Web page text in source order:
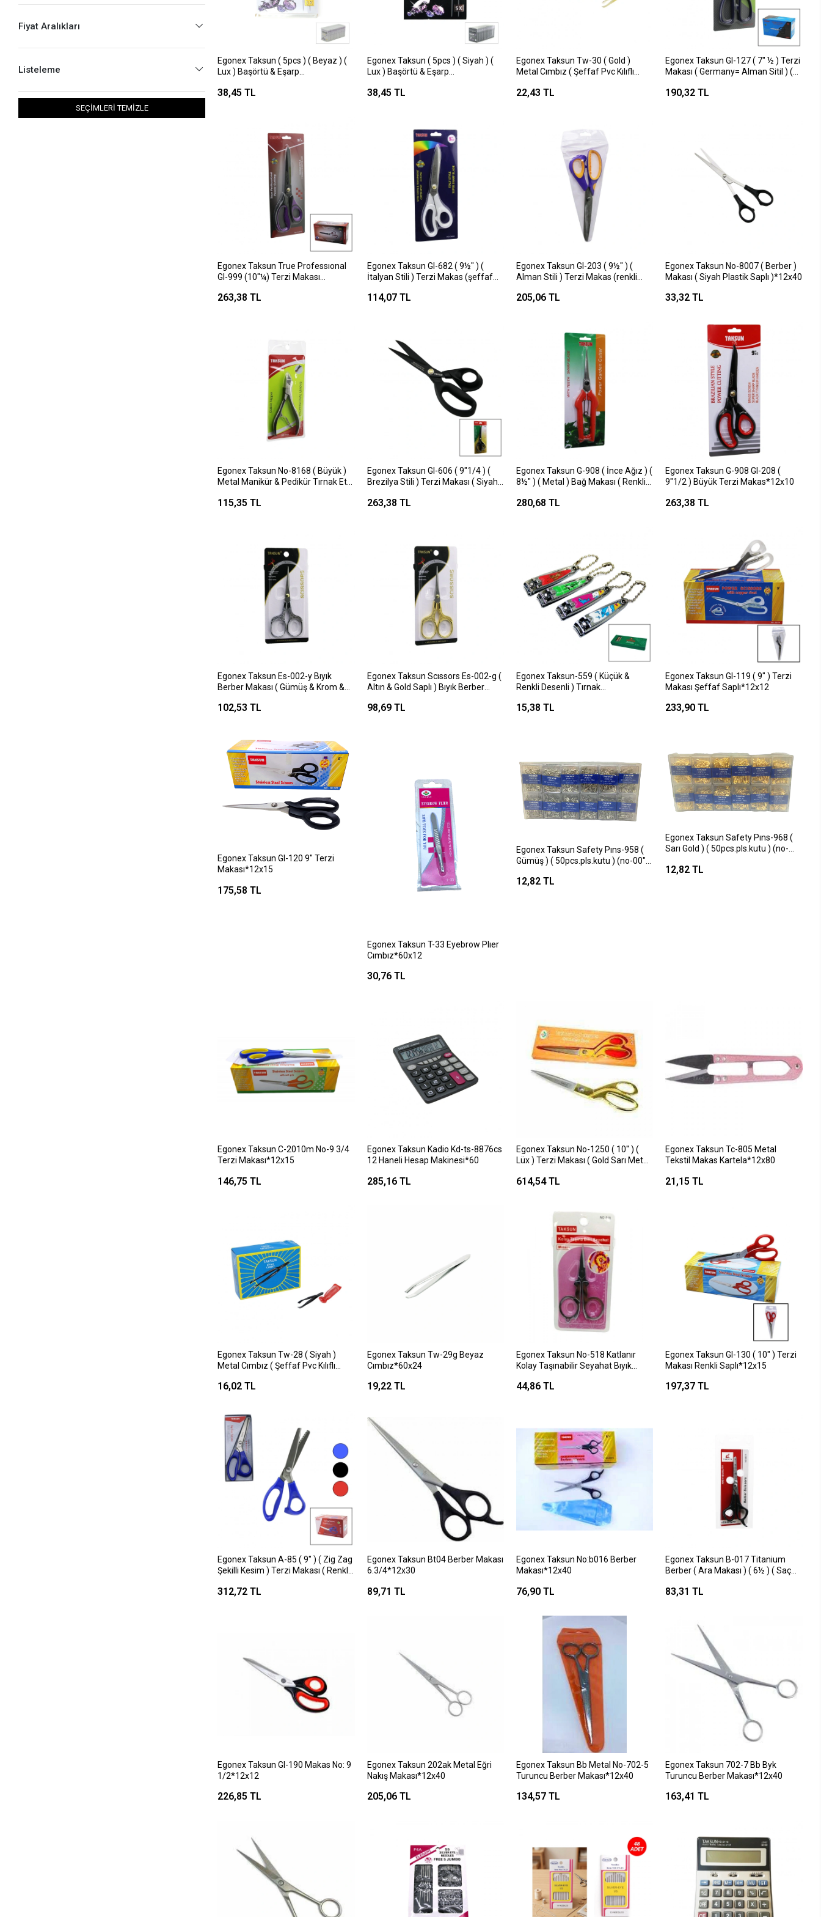
Fiyat Aralıkları
Listeleme
SEÇİMLERİ TEMİZLE
Egonex Taksun ( 5pcs ) ( Beyaz ) (
Lux ) Başörtü & Eşarp
38,45 TL
Egonex Taksun ( 5pcs ) ( Siyah ) (
Lux ) Başörtü & Eşarp
38,45 TL
Egonex Taksun Tw-30 ( Gold )
Metal Cımbız ( Şeffaf Pvc Kılıflı
22,43 TL
Egonex Taksun Gl-127 ( 7" ½ ) Terzi
Makası ( Germany= Alman Sitil ) (
)*12x12
190,32 TL
Egonex Taksun True Professıonal
Gl-999 (10"¼) Terzi Makası
Silikon Ergonomik Sap) (bakır
263,38 TL
Egonex Taksun Gl-682 ( 9½" ) (
İtalyan Stili ) Terzi Makas (şeffaf
Bıçaklar) (bakır Perçin)*12x10
114,07 TL
Egonex Taksun Gl-203 ( 9½" ) (
Alman Stili ) Terzi Makas (renkli
Güçlü Bıçaklar)*12x12
205,06 TL
Egonex Taksun No-8007 ( Berber )
Makası ( Siyah Plastik Saplı )*12x40
33,32 TL
Egonex Taksun No-8168 ( Büyük )
Metal Manikür & Pedikür Tırnak Et
115,35 TL
Egonex Taksun Gl-606 ( 9"1/4 ) (
Brezilya Stili ) Terzi Makası ( Siyah
)*12x10
263,38 TL
Egonex Taksun G-908 ( İnce Ağız ) (
8½" ) ( Metal ) Bağ Makası ( Renkli
280,68 TL
Egonex Taksun G-908 Gl-208 (
9"1/2 ) Büyük Terzi Makas*12x10
263,38 TL
Egonex Taksun Es-002-y Bıyık
Berber Makası ( Gümüş & Krom &
128x57mm )*12x24
102,53 TL
Egonex Taksun Scıssors Es-002-g (
Altın & Gold Saplı ) Bıyık Berber
98,69 TL
Egonex Taksun-559 ( Küçük &
Renkli Desenli ) Tırnak
15,38 TL
Egonex Taksun Gl-119 ( 9" ) Terzi
Makası Şeffaf Saplı*12x12
233,90 TL
Egonex Taksun Gl-120 9" Terzi
Makası*12x15
175,58 TL
Egonex Taksun T-33 Eyebrow Plıer
Cımbız*60x12
30,76 TL
Egonex Taksun Safety Pıns-958 (
Gümüş ) ( 50pcs.pls.kutu ) (no-00")
12,82 TL
Egonex Taksun Safety Pıns-968 (
Sarı Gold ) ( 50pcs.pls.kutu ) (no-
12,82 TL
Egonex Taksun C-2010m No-9 3/4
Terzi Makası*12x15
146,75 TL
Egonex Taksun Kadio Kd-ts-8876cs
12 Haneli Hesap Makinesi*60
285,16 TL
Egonex Taksun No-1250 ( 10'' ) (
Lüx ) Terzi Makası ( Gold Sarı Metal
614,54 TL
Egonex Taksun Tc-805 Metal
Tekstil Makas Kartela*12x80
21,15 TL
Egonex Taksun Tw-28 ( Siyah )
Metal Cımbız ( Şeffaf Pvc Kılıflı
16,02 TL
Egonex Taksun Tw-29g Beyaz
Cımbız*60x24
19,22 TL
Egonex Taksun No-518 Katlanır
Kolay Taşınabilir Seyahat Bıyık
44,86 TL
Egonex Taksun Gl-130 ( 10" ) Terzi
Makası Renkli Saplı*12x15
197,37 TL
Egonex Taksun A-85 ( 9" ) ( Zig Zag
Şekilli Kesim ) Terzi Makası ( Renkli
312,72 TL
Egonex Taksun Bt04 Berber Makası
6.3/4*12x30
89,71 TL
Egonex Taksun No:b016 Berber
Makası*12x40
76,90 TL
Egonex Taksun B-017 Titanium
Berber ( Ara Makası ) ( 6½ ) ( Saç
83,31 TL
Egonex Taksun Gl-190 Makas No: 9
1/2*12x12
226,85 TL
Egonex Taksun 202ak Metal Eğri
Nakış Makası*12x40
205,06 TL
Egonex Taksun Bb Metal No-702-5
Turuncu Berber Makası*12x40
134,57 TL
Egonex Taksun 702-7 Bb Byk
Turuncu Berber Makası*12x40
163,41 TL